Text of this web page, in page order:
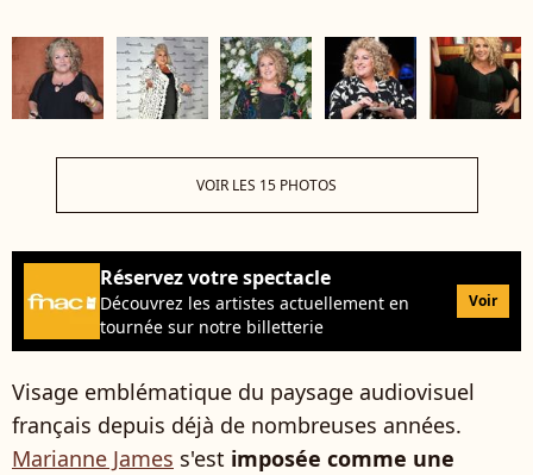
VOIR LES 15 PHOTOS
Réservez votre spectacle
Découvrez les artistes actuellement en
tournée sur notre billetterie
Voir
Visage emblématique du paysage audiovisuel
français depuis déjà de nombreuses années.
Marianne James s'est imposée comme une